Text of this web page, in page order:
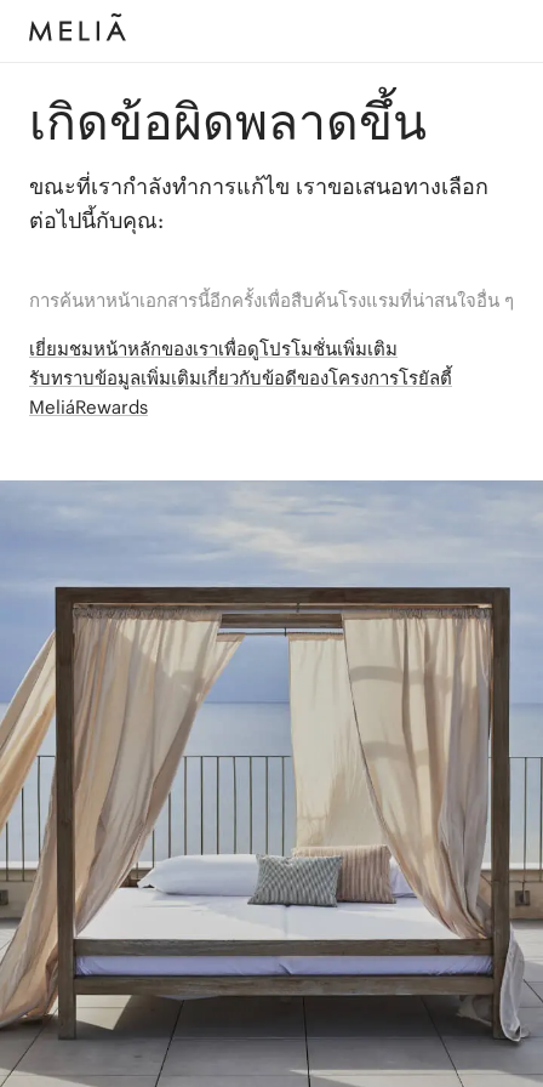
เกิดข้อผิดพลาดขึ้น
ขณะที่เรากำลังทำการแก้ไข เราขอเสนอทางเลือก
ต่อไปนี้กับคุณ:
การค้นหาหน้าเอกสารนี้อีกครั้งเพื่อสืบค้นโรงแรมที่น่าสนใจอื่น ๆ
เยี่ยมชมหน้าหลักของเราเพื่อดูโปรโมชั่นเพิ่มเติม
รับทราบข้อมูลเพิ่มเติมเกี่ยวกับข้อดีของโครงการโรยัลตี้
MeliáRewards